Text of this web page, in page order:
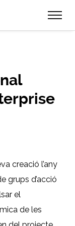
creació l’any
grups d’acció
el
de les